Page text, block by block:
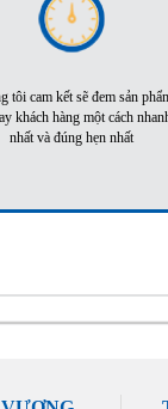
tôi cam kết sẽ đem sản
khách hàng một cách
nhất và đúng hẹn nhất